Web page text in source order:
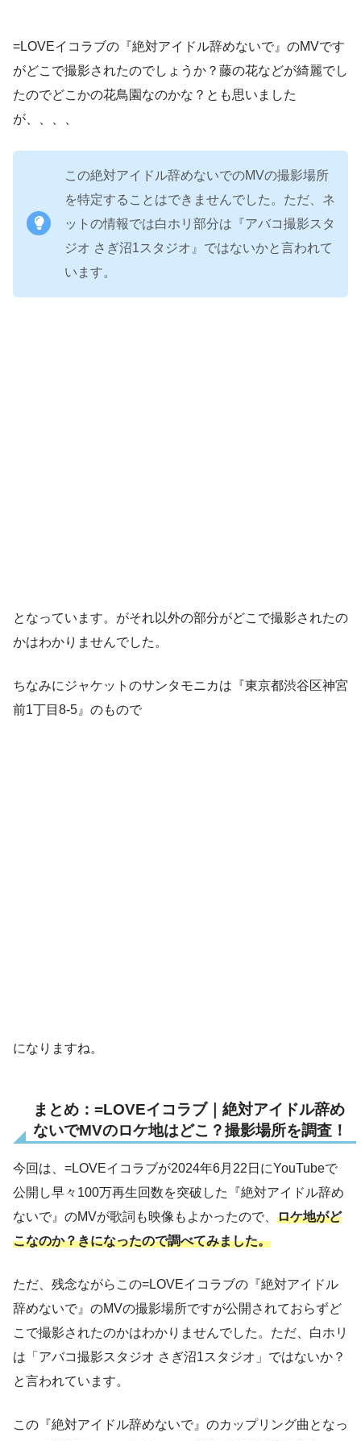
=LOVEイコラブの『絶対アイドル辞めないで』のMVです
がどこで撮影されたのでしょうか？藤の花などが綺麗でし
たのでどこかの花鳥園なのかな？とも思いました
が、、、、
この絶対アイドル辞めないでのMVの撮影場所
を特定することはできませんでした。ただ、ネ
ットの情報では白ホリ部分は『アバコ撮影スタ
ジオ さぎ沼1スタジオ』ではないかと言われて
います。
となっています。がそれ以外の部分がどこで撮影されたの
かはわかりませんでした。
ちなみにジャケットのサンタモニカは『東京都渋谷区神宮
前1丁目8-5』のもので
になりますね。
まとめ：=LOVEイコラブ｜絶対アイドル辞め
ないでMVのロケ地はどこ？撮影場所を調査！
今回は、=LOVEイコラブが2024年6月22日にYouTubeで
公開し早々100万再生回数を突破した『絶対アイドル辞め
ないで』のMVが歌詞も映像もよかったので、 ロケ地がど
こなのか？きになったので調べてみました。
ただ、残念ながらこの=LOVEイコラブの『絶対アイドル
辞めないで』のMVの撮影場所ですが公開されておらずど
こで撮影されたのかはわかりませんでした。ただ、白ホリ
は「アバコ撮影スタジオ さぎ沼1スタジオ」ではないか？
と言われています。
この『絶対アイドル辞めないで』のカップリング曲となっ